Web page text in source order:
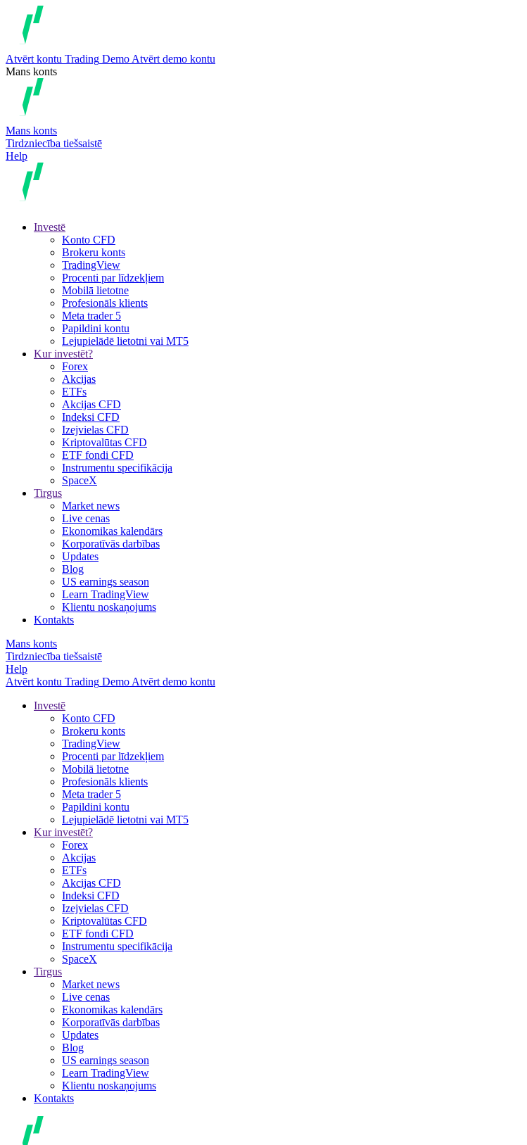
Atvērt kontu Trading Demo Atvērt demo kontu
Mans konts
Mans konts
Tirdzniecība tiešsaistē
Help
Investē
Konto CFD
Brokeru konts
TradingView
Procenti par līdzekļiem
Mobilā lietotne
Profesionāls klients
Meta trader 5
Papildini kontu
Lejupielādē lietotni vai MT5
Kur investēt?
Forex
Akcijas
ETFs
Akcijas CFD
Indeksi CFD
Izejvielas CFD
Kriptovalūtas CFD
ETF fondi CFD
Instrumentu specifikācija
SpaceX
Tirgus
Market news
Live cenas
Ekonomikas kalendārs
Korporatīvās darbības
Updates
Blog
US earnings season
Learn TradingView
Klientu noskaņojums
Kontakts
Mans konts
Tirdzniecība tiešsaistē
Help
Atvērt kontu Trading Demo Atvērt demo kontu
Investē
Konto CFD
Brokeru konts
TradingView
Procenti par līdzekļiem
Mobilā lietotne
Profesionāls klients
Meta trader 5
Papildini kontu
Lejupielādē lietotni vai MT5
Kur investēt?
Forex
Akcijas
ETFs
Akcijas CFD
Indeksi CFD
Izejvielas CFD
Kriptovalūtas CFD
ETF fondi CFD
Instrumentu specifikācija
SpaceX
Tirgus
Market news
Live cenas
Ekonomikas kalendārs
Korporatīvās darbības
Updates
Blog
US earnings season
Learn TradingView
Klientu noskaņojums
Kontakts